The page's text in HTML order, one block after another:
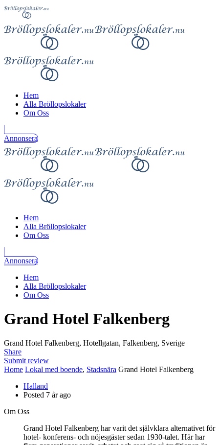
Hem
Alla Bröllopslokaler
Om Oss
Annonsera
Hem
Alla Bröllopslokaler
Om Oss
Annonsera
Hem
Alla Bröllopslokaler
Om Oss
Grand Hotel Falkenberg
Grand Hotel Falkenberg, Hotellgatan, Falkenberg, Sverige
Share
Submit review
Home Lokal med boende, Stadsnära Grand Hotel Falkenberg
Halland
Posted 7 år ago
Om Oss
Grand Hotel Falkenberg har varit det självklara alternativet för
hotel- konferens- och nöjesgäster sedan 1930-talet. Här har